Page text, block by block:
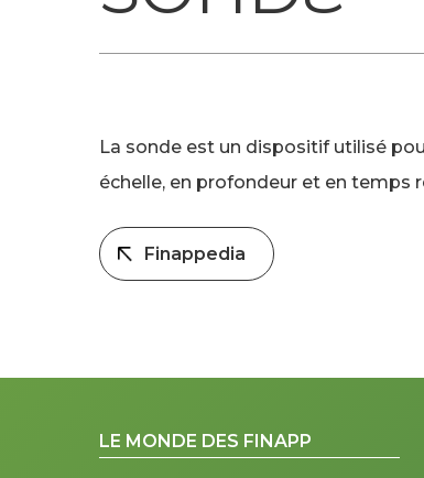
La sonde est un dispositif utilisé
échelle, en profondeur et en temps
Finappedia
LE MONDE DES FINAPP